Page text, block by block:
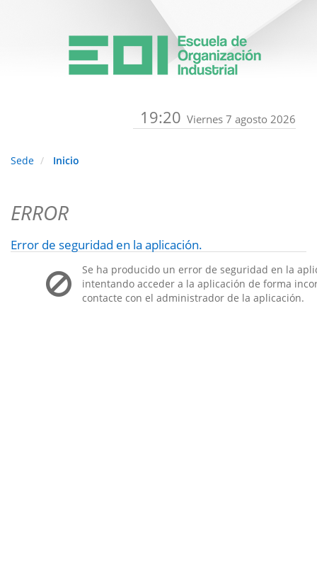
19:20 Viernes 7 agosto 2026
Sede Inicio
ERROR
Error de seguridad en la aplicación.
Se ha producido un error de seguridad en la
intentando acceder a la aplicación de forma
contacte con el administrador de la aplicación.